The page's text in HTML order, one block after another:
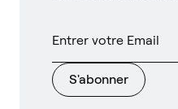
S'abonner